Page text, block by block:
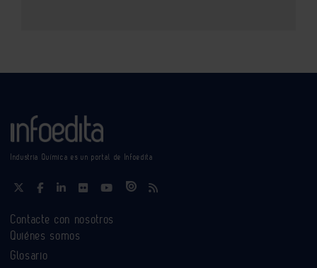
Industria Química es un portal de Infoedita
Contacte con nosotros
Quiénes somos
Glosario